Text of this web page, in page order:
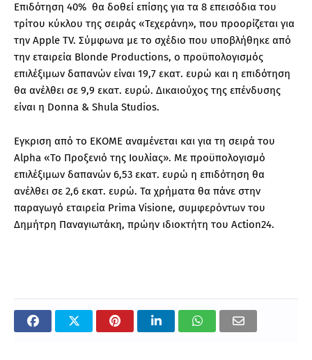
Επιδότηση 40% θα δοθεί επίσης για τα 8 επεισόδια του
τρίτου κύκλου της σειράς «Τεχεράνη», που προορίζεται για
την Apple TV. Σύμφωνα με το σχέδιο που υποβλήθηκε από
την εταιρεία Blonde Productions, ο προϋπολογισμός
επιλέξιμων δαπανών είναι 19,7 εκατ. ευρώ και η επιδότηση
θα ανέλθει σε 9,9 εκατ. ευρώ. Δικαιούχος της επένδυσης
είναι η Donna & Shula Studios.
Εγκριση από το ΕΚΟΜΕ αναμένεται και για τη σειρά του
Alpha «Το Προξενιό της Ιουλίας». Με προϋπολογισμό
επιλέξιμων δαπανών 6,53 εκατ. ευρώ η επιδότηση θα
ανέλθει σε 2,6 εκατ. ευρώ. Τα χρήματα θα πάνε στην
παραγωγό εταιρεία Prima Visione, συμφερόντων του
Δημήτρη Παναγιωτάκη, πρώην ιδιοκτήτη του Action24.